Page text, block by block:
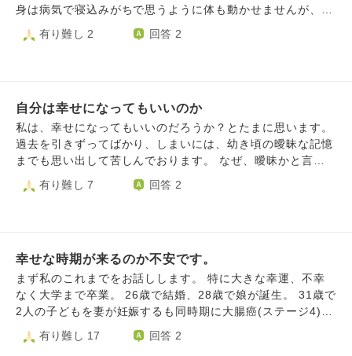
んだろう？脳内ホルモンが出るのが幸せ？みんなが幸せを目
は？だから誰もが間違ったものを追いかけているのでは？
せなんて幻覚で存在しないのでは？幸せなんて走り続けるた
めに目の前に吊るされた永遠に食べられない人参のようなも
のではないかと思いはじめています 幸せって何？何か幸せ
についての認識を考え直せるような深くて良い話を教えてく
身は病気で寝込みがちで思うように体も動かせませんが、配
偶者にも恵まれ、けして豪華な生活とも言えませんが、小さ
な幸せがたくさんあるような、そんな生活を送っています。
してしまったら… 様々な不安が頭をよぎり、今の幸せを感
じることが怖くなっています。 幼少期から親に虐待されて
育ち、独り立ちするまでは地獄のような日々でした。 結婚
してからは不妊に悩み不妊治療を何年も続けていました。
を受止める余裕ができ『子供がいなくても夫婦二人で慎まし
でよいのかと何故か自分で自分を責めてしまいます。 今の
この気持ちを受止めるにはどうすればよいのでしょうか。
また、私のような人間が幸せになってもよいのでしょうか。
ご教授いただければ幸いです。
有り難し 2 回答 2
自分は幸せになってもいいのか
私は、幸せになってもいいのだろうか？とたまに思います。
過去を引きずってばかり、しまいには、幼き頃の曖昧な記憶
までも思い出して苦しんでおります。 なぜ、曖昧かと言う
と私自身の記憶が違うのかわからないのです。 それが本当
だったか虚記憶だったのか、何かの記憶と混濁しているので
現在でいう罪だと思うことをしたとずーっと思っています。
だが、徐々に違う記憶が入ってくるようになりました。け
ど、この記憶が正しかった場合、男の子が覚えており苦しん
でいたら、合わなくなったのもそのせいだったり…と思って
ないと、なぜか不安になると幸せになるべきじゃないと思っ
有り難し 7 回答 2
幸せな時期が来るのか不安です。
まず私のこれまでをお話しします。 特に大きな幸運、不幸
なく大学まで卒業。 26歳で結婚、28歳で娘が誕生。 31歳で
2人の子どもを妻が妊娠するも同時期に大腸癌(ステージ4)が
発覚、治療に専念するために子どもは流産、35歳で妻が他
界。 38歳となる今年1月にお子さんが2人いる方と婚約、そ
有り難し 17 回答 2